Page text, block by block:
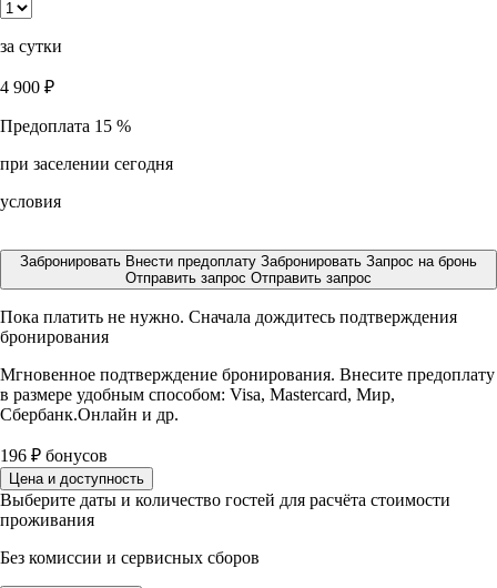
за сутки
4 900 ₽
Предоплата 15 %
при заселении сегодня
условия
Забронировать Внести предоплату Забронировать Запрос на бронь
Отправить запрос Отправить запрос
Пока платить не нужно. Сначала дождитесь подтверждения
бронирования
Мгновенное подтверждение бронирования. Внесите предоплату
в размере удобным способом: Visa, Mastercard, Мир,
Сбербанк.Онлайн и др.
196 ₽ бонусов
Цена и доступность
Выберите даты и количество гостей для расчёта стоимости
проживания
Без комиссии и сервисных сборов